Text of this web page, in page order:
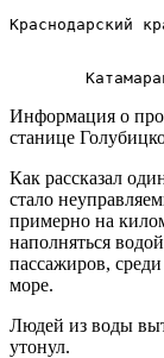
Информация о
станице
Как рассказал
стало
примерно на
наполняться
пассажиров,
море.
Людей из воды
утонул.